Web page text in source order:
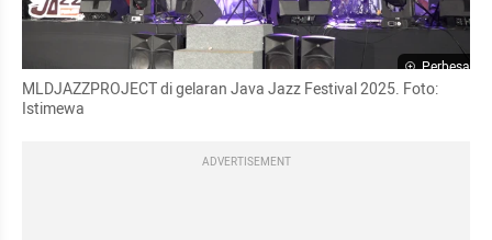
Perbesar
MLDJAZZPROJECT di gelaran Java Jazz Festival 2025. Foto:
Istimewa
ADVERTISEMENT